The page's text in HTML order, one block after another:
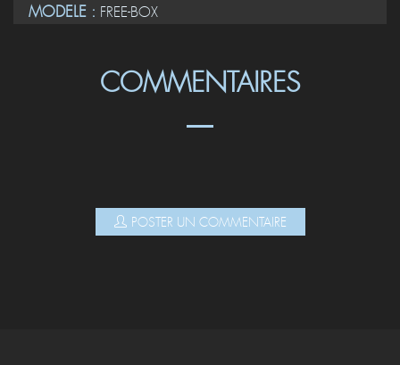
MODELE : FREE-BOX
COMMENTAIRES
POSTER UN COMMENTAIRE